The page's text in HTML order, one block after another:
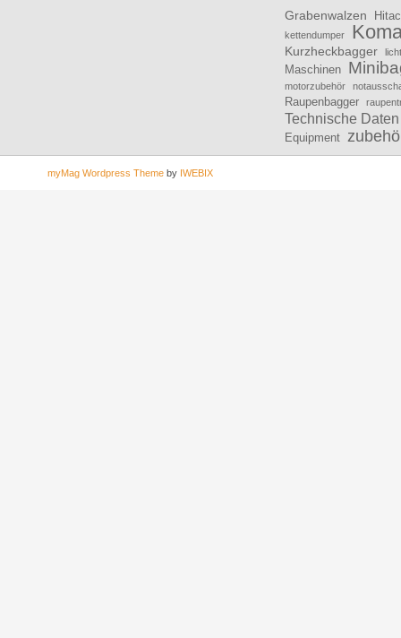
Grabenwalzen
kettendumper
Kurzheckbagger
Maschinen
motorzubehör
Raupenbagger
Technische Daten
Equipment
myMag Wordpress Themeby IWEBIX